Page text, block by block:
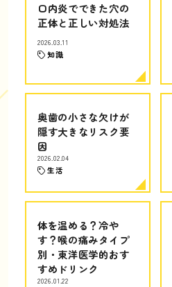
口内炎でできた穴の
正体と正しい対処法
2026.03.11
知識
奥歯の小さな欠けが
隠す大きなリスク要
因
2026.02.04
生活
体を温める？冷や
す？喉の痛みタイプ
別・東洋医学的おす
すめドリンク
2026.01.22